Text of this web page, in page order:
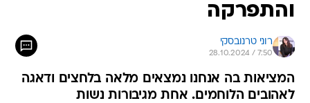
והתפרקה
רוני טרנובסקי
28.10.2024 / 7:50
המציאות בה אנחנו נמצאים מלאה בלחצים ודאגה
לאהובים הלוחמים. אחת מגיבורות נשות